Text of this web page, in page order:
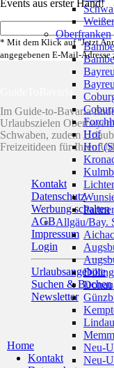
Events aus erster Hand!
* Mit dem Klick auf "Jetzt
angegebenen E-Mail-Adresse
Im Guide-to-Bavaria
Urlaubszielen
Schwaben, zudem
Freizeitideen für Ihren
Kontakt
Datenschutz
Werbung schalten
AGB
Impressum
Login
Urlaubsangebote
Suchen & Buchen
Newsletter
Home
Kontakt
Oberfranken
Hof
Hof
Allgäu/Bay.
Lindau
Neu-
Neu-